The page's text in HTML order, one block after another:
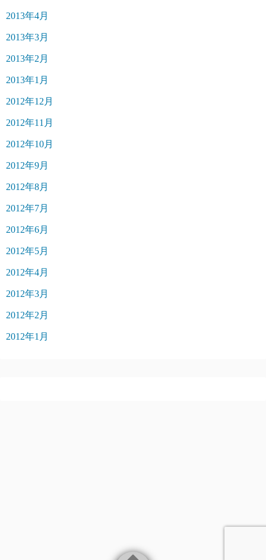
2013年4月
2013年3月
2013年2月
2013年1月
2012年12月
2012年11月
2012年10月
2012年9月
2012年8月
2012年7月
2012年6月
2012年5月
2012年4月
2012年3月
2012年2月
2012年1月